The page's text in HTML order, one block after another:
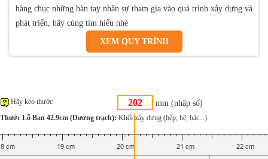
hàng chục những bàn tay nhân sự tham gia vào quá trình xây dựng và
phát triển, hãy cùng tìm hiểu nhé
XEM QUY TRÌNH
mm (nhập số)
Hãy kéo thước
Thước Lỗ Ban 42.9cm (Dương trạch): Khối xây dựng (bếp, bệ, bậc...)